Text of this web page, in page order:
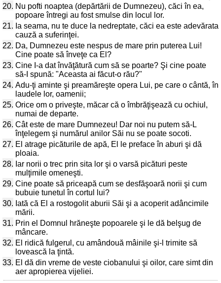
20. Nu pofti noaptea (depărtării de Dumnezeu), căci în ea,
popoare întregi au fost smulse din locul lor.
21. Ia seama, nu te duce la nedreptate, căci ea este adevărata
cauză a suferinţei.
22. Da, Dumnezeu este nespus de mare prin puterea Lui!
Cine poate să înveţe ca El?
23. Cine I-a dat învăţătură cum să se poarte? Şi cine poate
să-I spună: "Aceasta ai făcut-o rău?"
24. Adu-ţi aminte şi preamăreşte opera Lui, pe care o cântă, în
laudele lor, oamenii;
25. Orice om o priveşte, măcar că o îmbrăţişează cu ochiul,
numai de departe.
26. Cât este de mare Dumnezeu! Dar noi nu putem să-L
înţelegem şi numărul anilor Săi nu se poate socoti.
27. El atrage picăturile de apă, El le preface în aburi şi dă
ploaia.
28. Iar norii o trec prin sita lor şi o varsă picături peste
mulţimile omeneşti.
29. Cine poate să priceapă cum se desfăşoară norii şi cum
bubuie tunetul în cortul lui?
30. Iată că El a rostogolit aburii Săi şi a acoperit adâncimile
mării.
31. Prin el Domnul hrăneşte popoarele şi le dă belşug de
mâncare.
32. El ridică fulgerul, cu amândouă mâinile şi-l trimite să
lovească la ţintă.
33. El dă din vreme de veste ciobanului şi oilor, care simt din
aer apropierea vijeliei.